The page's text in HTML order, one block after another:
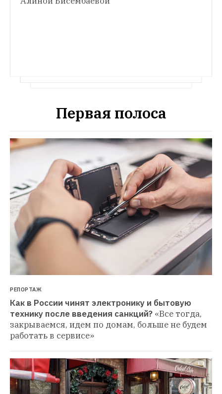
Первая полоса
РЕПОРТАЖ
Как в России чинят электронику и бытовую
технику после введения санкций? «Все тогда,
закрываемся, идем по домам, больше не будем
работать в сервисе»